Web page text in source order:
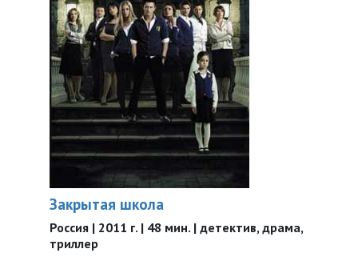
Закрытая школа
Россия | 2011 г. | 48 мин. | детектив, драма,
триллер